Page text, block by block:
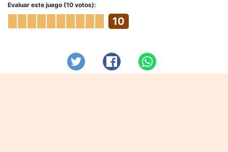
Evaluar este juego (10 votos):
10